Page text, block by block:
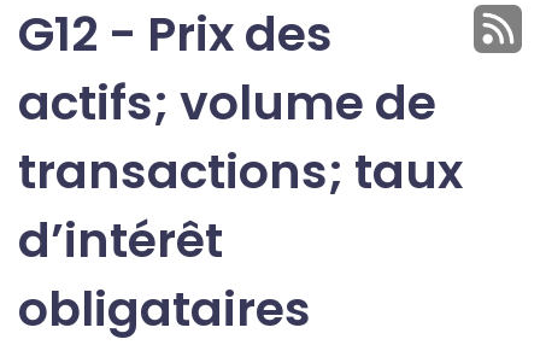
G12 - Prix des
actifs; volume de
transactions; taux
d’intérêt
obligataires